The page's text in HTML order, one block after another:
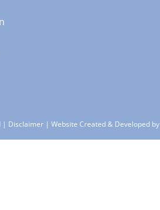
| Disclaimer | Website Created & Developed by